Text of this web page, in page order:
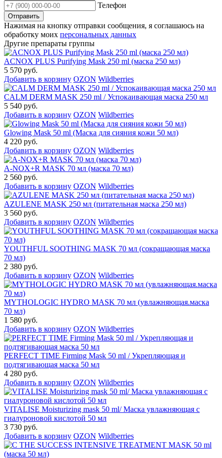
Телефон
Нажимая на кнопку отправки сообщения, я соглашаюсь на
обработку моих персональных данных
Другие препараты группы
ACNOX PLUS Purifying Mask 250 ml (маска 250 мл)
5 570 руб.
Добавить в корзину OZON Wildberries
CALM DERM MASK 250 ml / Успокаивающая маска 250 мл
5 540 руб.
Добавить в корзину OZON Wildberries
Glowing Mask 50 ml (Маска для сияния кожи 50 мл)
4 220 руб.
Добавить в корзину OZON Wildberries
A-NOX+R MASK 70 мл (маска 70 мл)
2 560 руб.
Добавить в корзину OZON Wildberries
AZULENE MASK 250 мл (питательная маска 250 мл)
3 560 руб.
Добавить в корзину OZON Wildberries
YOUTHFUL SOOTHING MASK 70 мл (сокращающая маска
70 мл)
2 380 руб.
Добавить в корзину OZON Wildberries
MYTHOLOGIC HYDRO MASK 70 мл (увлажняющая.маска
70 мл)
1 580 руб.
Добавить в корзину OZON Wildberries
PERFECT TIME Firming Mask 50 ml / Укрепляющая и
подтягивающая маска 50 мл
4 280 руб.
Добавить в корзину OZON Wildberries
VITALISE Moisturizing mask 50 ml/ Маска увлажняющая с
гиалуроновой кислотой 50 мл
3 730 руб.
Добавить в корзину OZON Wildberries